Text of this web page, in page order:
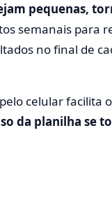
pequenas,
semanais para
no final de
celular facilita
da planilha se